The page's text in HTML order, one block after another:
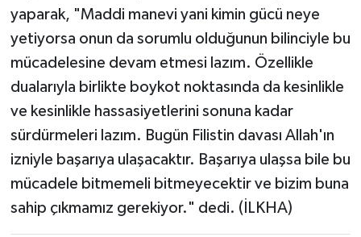
yaparak, "Maddi manevi yani kimin gücü neye
yetiyorsa onun da sorumlu olduğunun bilinciyle bu
mücadelesine devam etmesi lazım. Özellikle
dualarıyla birlikte boykot noktasında da kesinlikle
ve kesinlikle hassasiyetlerini sonuna kadar
sürdürmeleri lazım. Bugün Filistin davası Allah'ın
izniyle başarıya ulaşacaktır. Başarıya ulaşsa bile bu
mücadele bitmemeli bitmeyecektir ve bizim buna
sahip çıkmamız gerekiyor." dedi. (İLKHA)